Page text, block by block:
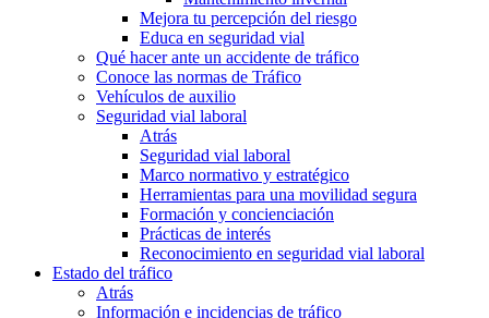
Mejora tu percepción del riesgo
Educa en seguridad vial
Qué hacer ante un accidente de tráfico
Conoce las normas de Tráfico
Vehículos de auxilio
Seguridad vial laboral
Atrás
Seguridad vial laboral
Marco normativo y estratégico
Herramientas para una movilidad segura
Formación y concienciación
Prácticas de interés
Reconocimiento en seguridad vial laboral
Estado del tráfico
Atrás
Información e incidencias de tráfico